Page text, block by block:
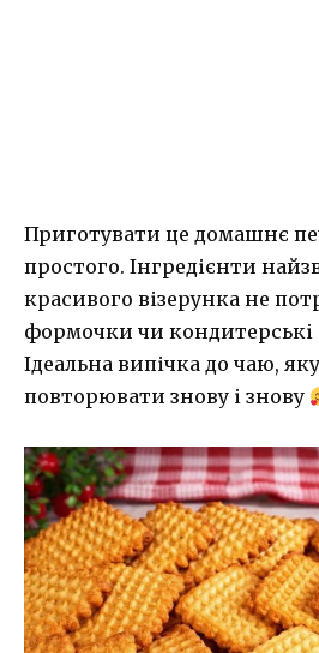
Приготувати це домашнє
простого. Інгредієнти
красивого візерунка не
формочки чи кондитерські
Ідеальна випічка до чаю,
повторювати знову і знову